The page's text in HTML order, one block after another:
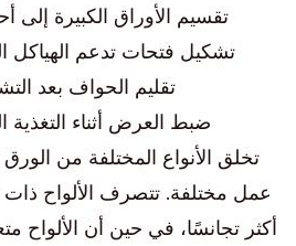
تقسيم الأوراق الكبيرة إلى
تشكيل فتحات تدعم الهياكل
تقليم الحواف بعد
ضبط العرض أثناء التغذية
تخلق الأنواع المختلفة من
عمل مختلفة. تتصرف الألواح
أكثر تجانسًا، في حين أن الألواح